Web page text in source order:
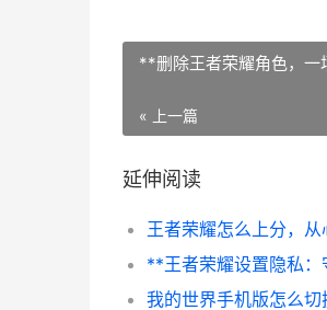
**删除王者荣耀角色，
« 上一篇
延伸阅读
王者荣耀怎么上分，